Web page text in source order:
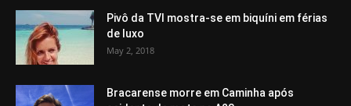
Pivô da TVI mostra-se em biquíni em férias
de luxo
May 2, 2018
Bracarense morre em Caminha após